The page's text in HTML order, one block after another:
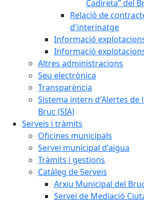
Cadireta” del
Relació de
d'interinatge
Informació
Informació
Altres administracions
Seu electrònica
Transparència
Sistema intern d'Alertes de
Bruc (SIA)
Serveis i tràmits
Oficines municipals
Servei municipal d'aigua
Tràmits i gestions
Catàleg de Serveis
Arxiu Municipal del
Servei de Mediació